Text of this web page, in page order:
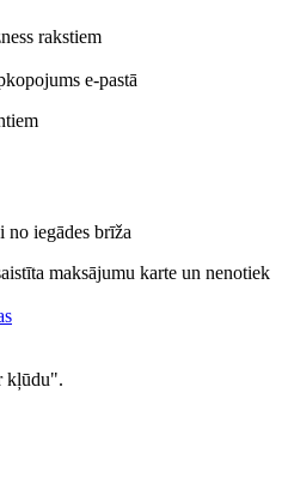
rakstiem
e-pastā
no iegādes brīža
maksājumu karte un nenotiek
kļūdu".